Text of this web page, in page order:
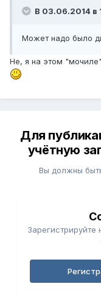
В 03.06.2014 в
Может надо было
Не, я на этом
Для
учётную
Вы должны